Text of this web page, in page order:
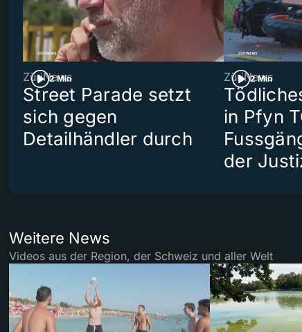
2 Min
ZüriNews
Street Parade setzt
sich gegen
Detailhändler durch
2 Min
ZüriNews
in Pfyn
der
Weitere News
Videos aus der Region, der Schweiz und aller Welt